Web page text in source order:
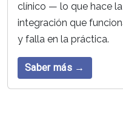
clínico — lo que hace
integración que
y falla en la práctica.
Saber más →